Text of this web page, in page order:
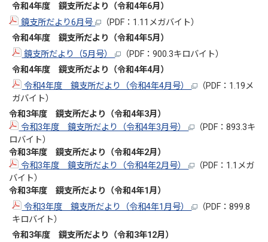
令和4年度 鏡支所だより（令和4年6月）
鏡支所だより6月号
（PDF：1.11メガバイト）
令和4年度 鏡支所だより（令和4年5月）
鏡支所だより（5月号）
（PDF：900.3キロバイト）
令和4年度 鏡支所だより（令和4年4月）
令和4年度 鏡支所だより（令和4年4月号）
（PDF：1.19メ
ガバイト）
令和3年度 鏡支所だより（令和4年3月）
令和3年度 鏡支所だより（令和4年3月号）
（PDF：893.3キ
ロバイト）
令和3年度 鏡支所だより（令和4年2月）
令和3年度 鏡支所だより（令和4年2月号）
（PDF：1.1メガ
バイト）
令和3年度 鏡支所だより（令和4年1月）
令和3年度 鏡支所だより（令和4年1月号）
（PDF：899.8
キロバイト）
令和3年度 鏡支所だより（令和3年12月）